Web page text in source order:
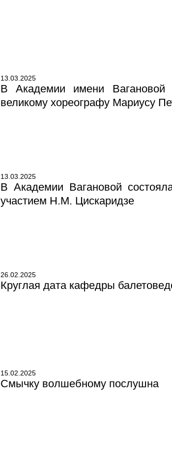
13.03.2025
В Академии имени Вагановой
великому хореографу Мариусу
13.03.2025
В Академии Вагановой
участием Н.М. Цискаридзе
26.02.2025
Круглая дата кафедры
15.02.2025
Смычку волшебному послушна